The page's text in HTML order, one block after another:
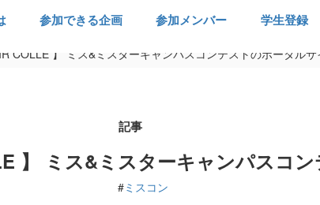
参加できる企画 参加メンバー 学生登録
COLLE 】 ミス&ミスターキャンパスコンテストのポータルサ
記事
】 ミス&ミスターキャンパスコ
#ミスコン